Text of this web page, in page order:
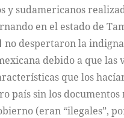
y sudamericanos
en el estado de
no despertaron la
debido a que las
que los
país sin los
(eran “ilegales”,